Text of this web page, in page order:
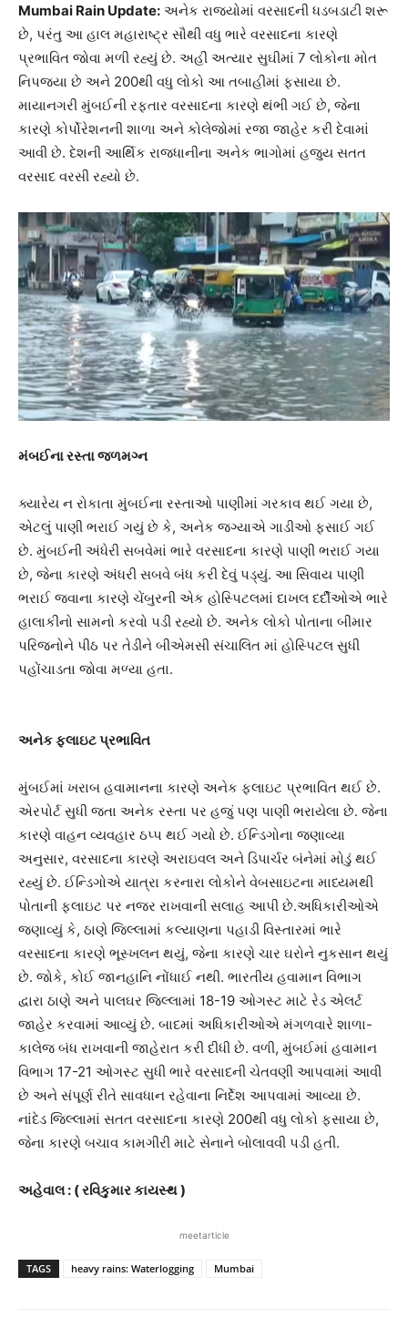
Mumbai Rain Update: અનેક રાજ્યોમાં વરસાદની ધડબડાટી શરૂ
છે, પરંતુ આ હાલ મહારાષ્ટ્ર સૌથી વધુ ભારે વરસાદના કારણે
પ્રભાવિત જોવા મળી રહ્યું છે. અહીં અત્યાર સુઘીમાં 7 લોકોના મોત
નિપજ્યા છે અને 200થી વધુ લોકો આ તબાહીમાં ફસાયા છે.
માયાનગરી મુંબઈની રફતાર વરસાદના કારણે થંભી ગઈ છે, જેના
કારણે કોર્પોરેશનની શાળા અને કોલેજોમાં રજા જાહેર કરી દેવામાં
આવી છે. દેશની આર્થિક રાજધાનીના અનેક ભાગોમાં હજુય સતત
વરસાદ વરસી રહ્યો છે.
મંબઈના રસ્તા જળમગ્ન
ક્યારેય ન રોકાતા મુંબઈના રસ્તાઓ પાણીમાં ગરકાવ થઈ ગયા છે,
એટલું પાણી ભરાઈ ગયું છે કે, અનેક જગ્યાએ ગાડીઓ ફસાઈ ગઈ
છે. મુંબઈની અંધેરી સબવેમાં ભારે વરસાદના કારણે પાણી ભરાઈ ગયા
છે, જેના કારણે અંધરી સબવે બંધ કરી દેવું પડ્યું. આ સિવાય પાણી
ભરાઈ જવાના કારણે ચેંબુરની એક હોસ્પિટલમાં દાખલ દર્દીઓએ ભારે
હાલાકીનો સામનો કરવો પડી રહ્યો છે. અનેક લોકો પોતાના બીમાર
પરિજનોને પીઠ પર તેડીને બીએમસી સંચાલિત માં હોસ્પિટલ સુધી
પહોંચાડતા જોવા મળ્યા હતા.
અનેક ફ્લાઇટ પ્રભાવિત
મુંબઈમાં ખરાબ હવામાનના કારણે અનેક ફ્લાઇટ પ્રભાવિત થઈ છે.
એરપોર્ટ સુધી જતા અનેક રસ્તા પર હજું પણ પાણી ભરાયેલા છે. જેના
કારણે વાહન વ્યવહાર ઠપ્પ થઈ ગયો છે. ઈન્ડિગોના જણાવ્યા
અનુસાર, વરસાદના કારણે અરાઇવલ અને ડિપાર્ચર બંનેમાં મોડું થઈ
રહ્યું છે. ઈન્ડિગોએ યાત્રા કરનારા લોકોને વેબસાઇટના માધ્યમથી
પોતાની ફ્લાઇટ પર નજર રાખવાની સલાહ આપી છે.અધિકારીઓએ
જણાવ્યું કે, ઠાણે જિલ્લામાં કલ્યાણના પહાડી વિસ્તારમાં ભારે
વરસાદના કારણે ભૂસ્ખલન થયું, જેના કારણે ચાર ઘરોને નુકસાન થયું
છે. જોકે, કોઈ જાનહાનિ નોંધાઈ નથી. ભારતીય હવામાન વિભાગ
દ્વારા ઠાણે અને પાલઘર જિલ્લામાં 18-19 ઓગસ્ટ માટે રેડ એલર્ટ
જાહેર કરવામાં આવ્યું છે. બાદમાં અધિકારીઓએ મંગળવારે શાળા-
કાલેજ બંધ રાખવાની જાહેરાત કરી દીધી છે. વળી, મુંબઈમાં હવામાન
વિભાગ 17-21 ઓગસ્ટ સુધી ભારે વરસાદની ચેતવણી આપવામાં આવી
છે અને સંપૂર્ણ રીતે સાવધાન રહેવાના નિર્દેશ આપવામાં આવ્યા છે.
નાંદેડ જિલ્લામાં સતત વરસાદના કારણે 200થી વધુ લોકો ફસાયા છે,
જેના કારણે બચાવ કામગીરી માટે સેનાને બોલાવવી પડી હતી.
અહેવાલ : ( રવિકુમાર કાયસ્થ )
meetarticle
TAGS heavy rains: Waterlogging Mumbai